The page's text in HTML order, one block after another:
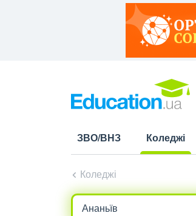
ЗВО/ВНЗ
Коледжі
Коледжі